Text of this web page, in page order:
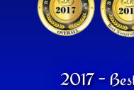
2017 -